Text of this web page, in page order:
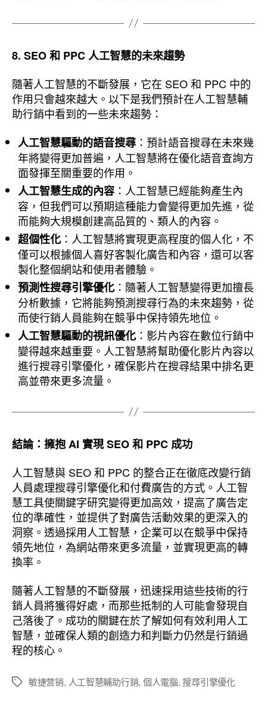
8. SEO 和 PPC 人工智慧的未來趨勢
隨著人工智慧的不斷發展，它在 SEO 和 PPC 中的
作用只會越來越大。以下是我們預計在人工智慧輔
助行銷中看到的一些未來趨勢：
人工智慧驅動的語音搜尋 ：預計語音搜尋在未來幾
年將變得更加普遍，人工智慧將在優化語音查詢方
面發揮至關重要的作用。
人工智慧生成的內容 ：人工智慧已經能夠產生內
容，但我們可以預期這種能力會變得更加先進，從
而能夠大規模創建高品質的、類人的內容。
超個性化 ：人工智慧將實現更高程度的個人化，不
僅可以根據個人喜好客製化廣告和內容，還可以客
製化整個網站和使用者體驗。
預測性搜尋引擎優化 ：隨著人工智慧變得更加擅長
分析數據，它將能夠預測搜尋行為的未來趨勢，從
而使行銷人員能夠在競爭中保持領先地位。
人工智慧驅動的視訊優化 ：影片內容在數位行銷中
變得越來越重要。人工智慧將幫助優化影片內容以
進行搜尋引擎優化，確保影片在搜尋結果中排名更
高並帶來更多流量。
結論：擁抱 AI 實現 SEO 和 PPC 成功
人工智慧與 SEO 和 PPC 的整合正在徹底改變行銷
人員處理搜尋引擎優化和付費廣告的方式。人工智
慧工具使關鍵字研究變得更加高效，提高了廣告定
位的準確性，並提供了對廣告活動效果的更深入的
洞察。透過採用人工智慧，企業可以在競爭中保持
領先地位，為網站帶來更多流量，並實現更高的轉
換率。
隨著人工智慧的不斷發展，迅速採用這些技術的行
銷人員將獲得好處，而那些抵制的人可能會發現自
己落後了。成功的關鍵在於了解如何有效利用人工
智慧，並確保人類的創造力和判斷力仍然是行銷過
程的核心。
標
敏捷营销, 人工智慧輔助行銷, 個人電腦,搜尋引擎優化